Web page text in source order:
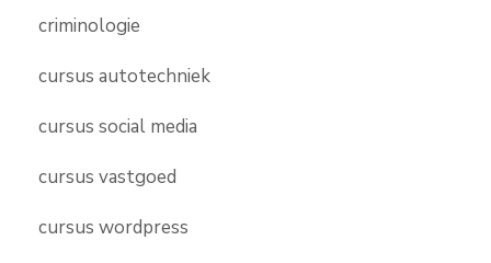
criminologie
cursus autotechniek
cursus social media
cursus vastgoed
cursus wordpress